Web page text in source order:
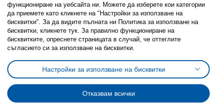
Политика за използване на бисквитки (Cookies)
Избор на настройки за използване на бисквитки
Условия за ползване на ikea.bgОбща политика за личните данни
Политика за защита на личните данни на ikea.bg
Общи условия на програма IKEA Family
Политика за защита на лични данни на програма IKEA Family
функциониране на уебсайта ни. Можете да изберете кои категории
да приемете като кликнете на "Настройки за използване на
бисквитки". За да видите пълната ни Политика за използване на
бисквитки, кликнете тук. За правилно функциониране на
бисквитките, опреснете страницата в случай, че оттеглите
съгласието си за използване на бисквитки.
Настройки за използване на бисквитки
Отказвам всички